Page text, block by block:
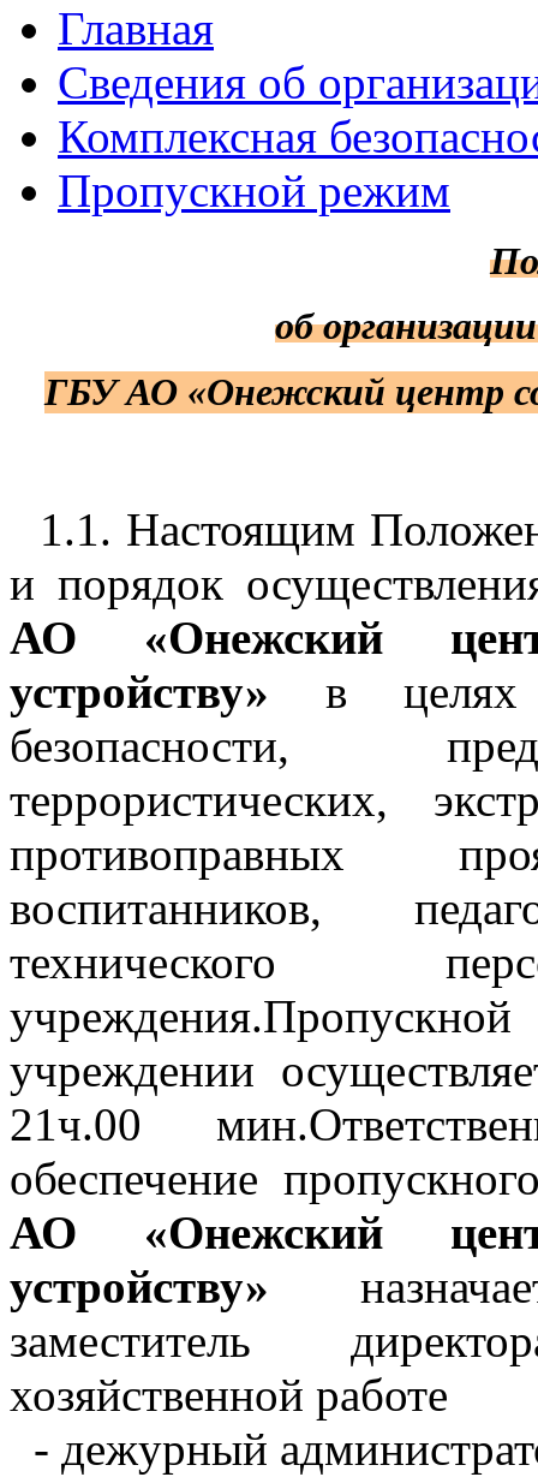
Главная
Сведения об
Комплексная
Пропускной режим
об
ГБУ АО «Онежский центр
1.1. Настоящим
и порядок
АО «Онежский
устройству» в целях
безопасности,
террористических,
противоправных
воспитанников,
технического
учреждении
21ч.00
обеспечение
АО «Онежский
устройству»
заместитель
хозяйственной работе
- дежурный